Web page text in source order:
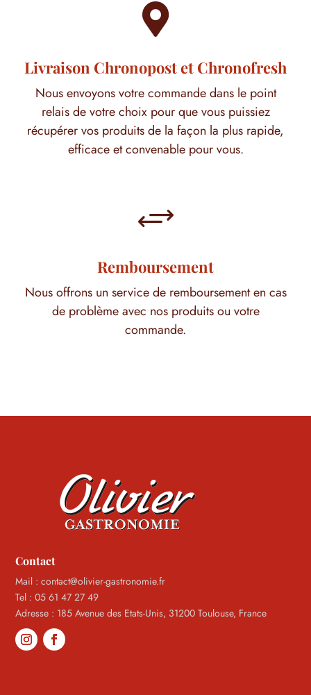

Livraison Chronopost et Chronofresh
Nous envoyons votre commande dans le point
relais de votre choix pour que vous puissiez
récupérer vos produits de la façon la plus rapide,
efficace et convenable pour vous.
+
Remboursement
Nous offrons un service de remboursement en cas
de problème avec nos produits ou votre
commande.
Contact
Mail : contact@olivier-gastronomie.fr
Tel : 05 61 47 27 49
Adresse : 185 Avenue des Etats-Unis, 31200 Toulouse, France